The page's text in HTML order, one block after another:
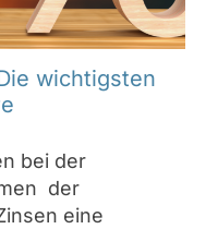
wichtigsten
bei der
der
eine